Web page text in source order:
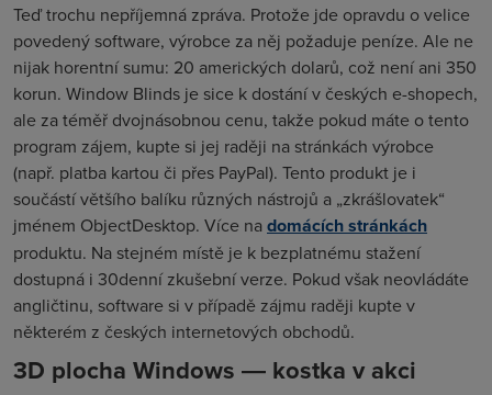
Teď trochu nepříjemná zpráva. Protože jde opravdu o velice
povedený software, výrobce za něj požaduje peníze. Ale ne
nijak horentní sumu: 20 amerických dolarů, což není ani 350
korun. Window Blinds je sice k dostání v českých e-shopech,
ale za téměř dvojnásobnou cenu, takže pokud máte o tento
program zájem, kupte si jej raději na stránkách výrobce
(např. platba kartou či přes PayPal). Tento produkt je i
součástí většího balíku různých nástrojů a „zkrášlovatek“
jménem ObjectDesktop. Více nadomácích stránkách
produktu. Na stejném místě je k bezplatnému stažení
dostupná i 30denní zkušební verze. Pokud však neovládáte
angličtinu, software si v případě zájmu raději kupte v
některém z českých internetových obchodů.
3D plocha Windows ― kostka v akci